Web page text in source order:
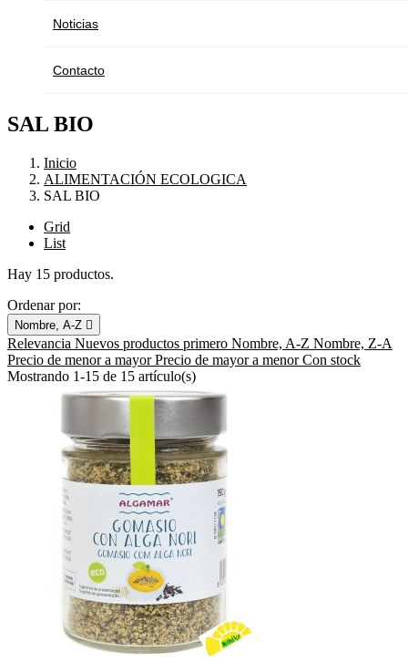
Noticias
Contacto
SAL BIO
Inicio
ALIMENTACIÓN ECOLOGICA
SAL BIO
Grid
List
Hay 15 productos.
Ordenar por:
Nombre, A-Z 
Relevancia Nuevos productos primero Nombre, A-Z Nombre, Z-A
Precio de menor a mayorPrecio de mayor a menorCon stock
Mostrando 1-15 de 15 artículo(s)